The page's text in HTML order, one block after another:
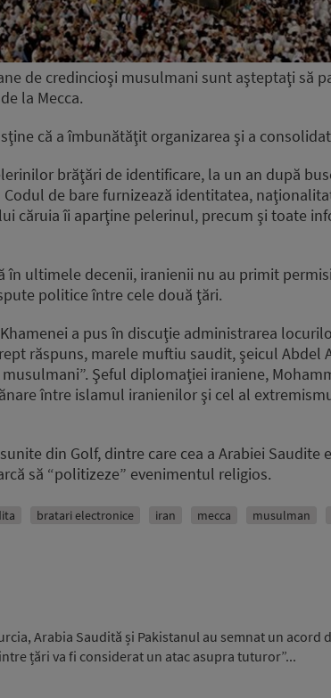
de credincioşi musulmani sunt aşteptaţi să
la Mecca.
că a îmbunătăţit organizarea şi a
brăţări de identificare, la un an după
de bare furnizează identitatea,
căruia îi aparţine pelerinul, precum şi toate
în ultimele decenii, iranienii nu au primit
politice între cele două ţări.
a pus în discuţie administrarea
răspuns, marele muftiu saudit, şeicul Abdel
Şeful diplomaţiei iraniene,
între islamul iranienilor şi cel al
din Golf, dintre care cea a Arabiei Saudite
să “politizeze” evenimentul religios.
bratari electronice iran mecca musulman
Arabia Saudită și Pakistanul au semnat un acord
țări va fi considerat un atac asupra tuturor”...